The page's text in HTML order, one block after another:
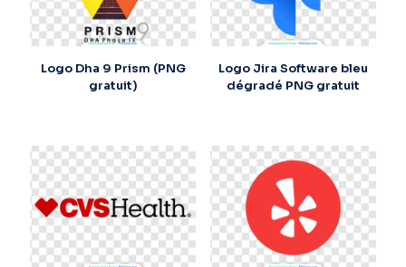
Logo Dha 9 Prism (PNG
gratuit)
Logo Jira Software bleu
dégradé PNG gratuit